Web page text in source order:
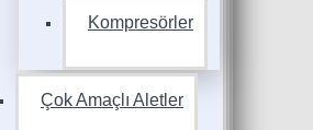
Kompresörler
Çok Amaçlı Aletler